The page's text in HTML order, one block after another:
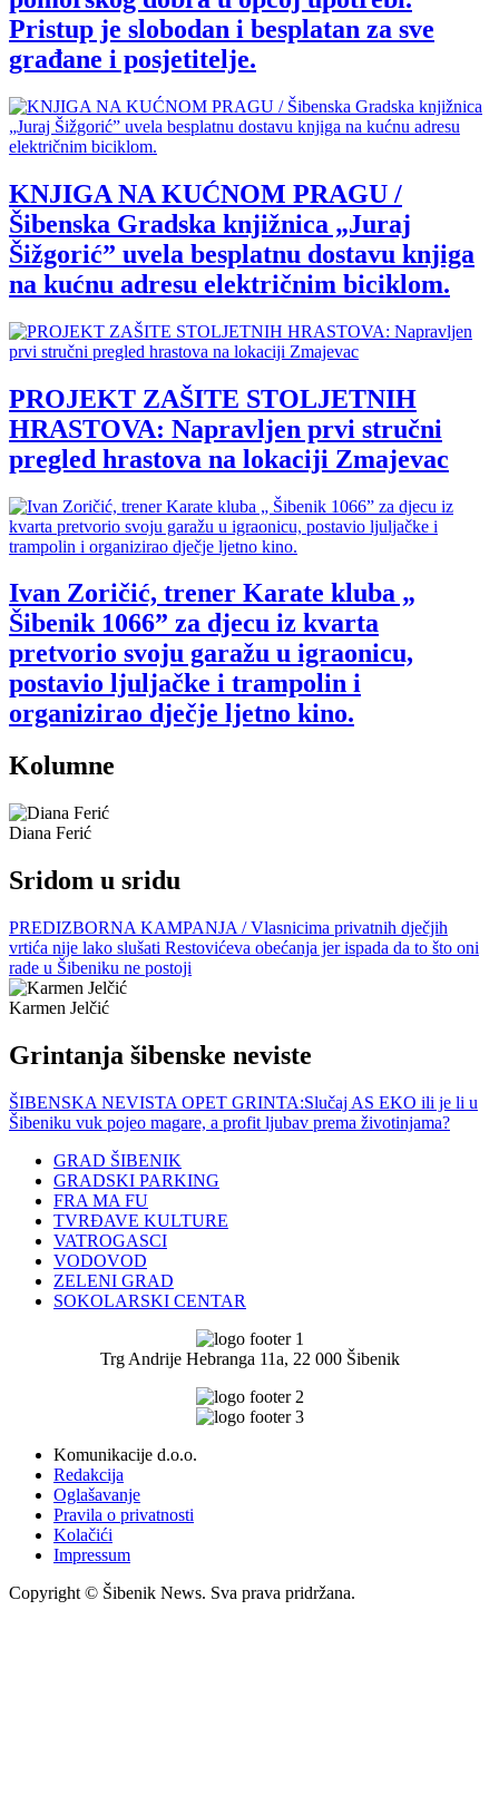
Pristup je slobodan i besplatan za sve
građane i posjetitelje.
KNJIGA NA KUĆNOM PRAGU /
Šibenska Gradska knjižnica „Juraj
Šižgorić” uvela besplatnu dostavu knjiga
na kućnu adresu električnim biciklom.
PROJEKT ZAŠITE STOLJETNIH
HRASTOVA: Napravljen prvi stručni
pregled hrastova na lokaciji Zmajevac
Ivan Zoričić, trener Karate kluba „
Šibenik 1066” za djecu iz kvarta
pretvorio svoju garažu u igraonicu,
postavio ljuljačke i trampolin i
organizirao dječje ljetno kino.
Kolumne
Diana Ferić
Sridom u sridu
PREDIZBORNA KAMPANJA / Vlasnicima privatnih dječjih
vrtića nije lako slušati Restovićeva obećanja jer ispada da to što oni
rade u Šibeniku ne postoji
Karmen Jelčić
Grintanja šibenske neviste
ŠIBENSKA NEVISTA OPET GRINTA:Slučaj AS EKO ili je li u
Šibeniku vuk pojeo magare, a profit ljubav prema životinjama?
GRAD ŠIBENIK
GRADSKI PARKING
FRA MA FU
TVRĐAVE KULTURE
VATROGASCI
VODOVOD
ZELENI GRAD
SOKOLARSKI CENTAR
Trg Andrije Hebranga 11a, 22 000 Šibenik
Komunikacije d.o.o.
Redakcija
Oglašavanje
Pravila o privatnosti
Kolačići
Impressum
Copyright © Šibenik News. Sva prava pridržana.